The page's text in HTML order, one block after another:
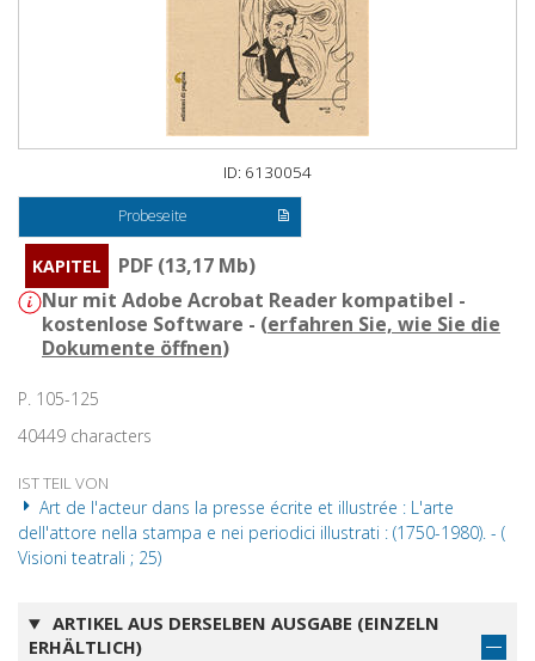
ID: 6130054
Probeseite
KAPITEL
PDF (13,17 Mb)
Nur mit Adobe Acrobat Reader kompatibel -
kostenlose Software - (erfahren Sie, wie Sie die
Dokumente öffnen)
P. 105-125
40449 characters
IST TEIL VON
Art de l'acteur dans la presse écrite et illustrée : L'arte
dell'attore nella stampa e nei periodici illustrati : (1750-1980). - (
Visioni teatrali ; 25)
ARTIKEL AUS DERSELBEN AUSGABE (EINZELN
ERHÄLTLICH)